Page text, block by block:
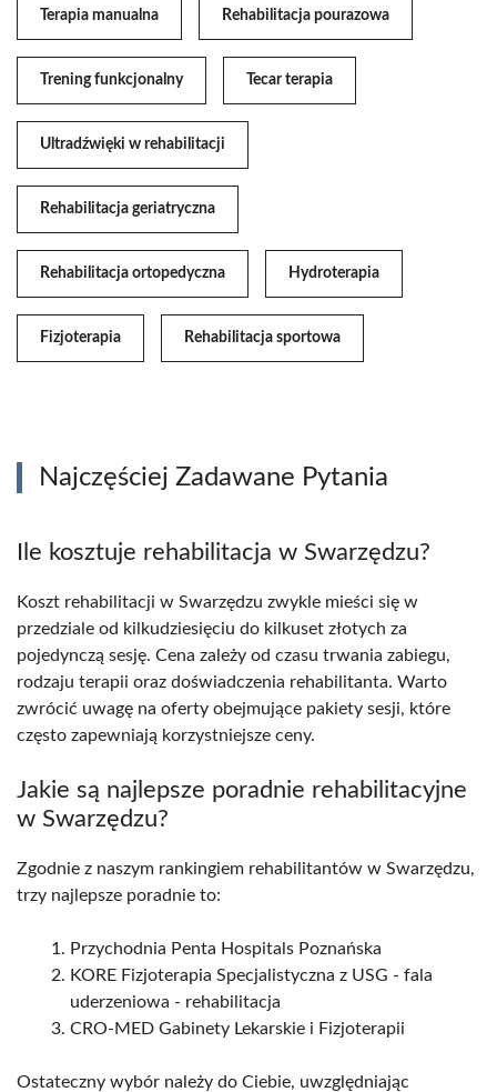
Terapia manualna Rehabilitacja pourazowa
Trening funkcjonalny Tecar terapia
Ultradźwięki w rehabilitacji
Rehabilitacja geriatryczna
Rehabilitacja ortopedyczna Hydroterapia
Fizjoterapia Rehabilitacja sportowa
Najczęściej Zadawane Pytania
Ile kosztuje rehabilitacja w Swarzędzu?
Koszt rehabilitacji w Swarzędzu zwykle mieści się w
przedziale od kilkudziesięciu do kilkuset złotych za
pojedynczą sesję. Cena zależy od czasu trwania zabiegu,
rodzaju terapii oraz doświadczenia rehabilitanta. Warto
zwrócić uwagę na oferty obejmujące pakiety sesji, które
często zapewniają korzystniejsze ceny.
Jakie są najlepsze poradnie rehabilitacyjne
w Swarzędzu?
Zgodnie z naszym rankingiem rehabilitantów w Swarzędzu,
trzy najlepsze poradnie to:
Przychodnia Penta Hospitals Poznańska
KORE Fizjoterapia Specjalistyczna z USG - fala
uderzeniowa - rehabilitacja
CRO-MED Gabinety Lekarskie i Fizjoterapii
Ostateczny wybór należy do Ciebie, uwzględniając